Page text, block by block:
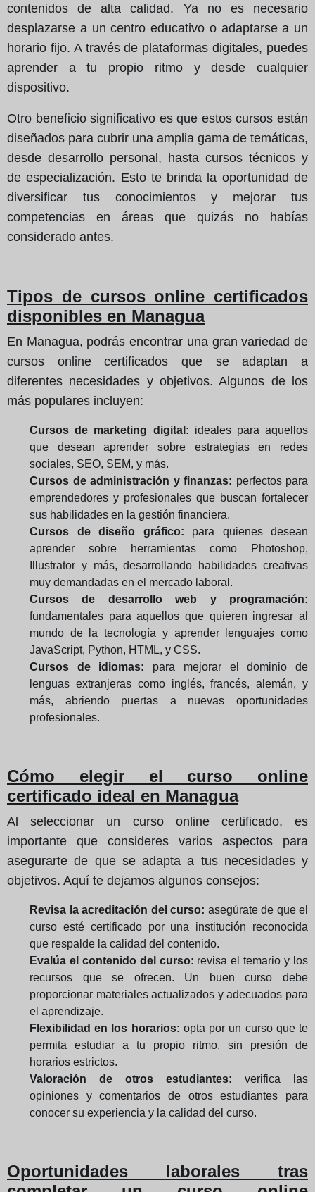
contenidos de alta calidad. Ya no es necesario
desplazarse a un centro educativo o adaptarse a un
horario fijo. A través de plataformas digitales, puedes
aprender a tu propio ritmo y desde cualquier
dispositivo.
Otro beneficio significativo es que estos cursos están
diseñados para cubrir una amplia gama de temáticas,
desde desarrollo personal, hasta cursos técnicos y
de especialización. Esto te brinda la oportunidad de
diversificar tus conocimientos y mejorar tus
competencias en áreas que quizás no habías
considerado antes.
Tipos de cursos online certificados
disponibles en Managua
En Managua, podrás encontrar una gran variedad de
cursos online certificados que se adaptan a
diferentes necesidades y objetivos. Algunos de los
más populares incluyen:
Cursos de marketing digital: ideales para aquellos
que desean aprender sobre estrategias en redes
sociales, SEO, SEM, y más.
Cursos de administración y finanzas: perfectos para
emprendedores y profesionales que buscan fortalecer
sus habilidades en la gestión financiera.
Cursos de diseño gráfico: para quienes desean
aprender sobre herramientas como Photoshop,
Illustrator y más, desarrollando habilidades creativas
muy demandadas en el mercado laboral.
Cursos de desarrollo web y programación:
fundamentales para aquellos que quieren ingresar al
mundo de la tecnología y aprender lenguajes como
JavaScript, Python, HTML, y CSS.
Cursos de idiomas: para mejorar el dominio de
lenguas extranjeras como inglés, francés, alemán, y
más, abriendo puertas a nuevas oportunidades
profesionales.
Cómo elegir el curso online
certificado ideal en Managua
Al seleccionar un curso online certificado, es
importante que consideres varios aspectos para
asegurarte de que se adapta a tus necesidades y
objetivos. Aquí te dejamos algunos consejos:
Revisa la acreditación del curso: asegúrate de que el
curso esté certificado por una institución reconocida
que respalde la calidad del contenido.
Evalúa el contenido del curso: revisa el temario y los
recursos que se ofrecen. Un buen curso debe
proporcionar materiales actualizados y adecuados para
el aprendizaje.
Flexibilidad en los horarios: opta por un curso que te
permita estudiar a tu propio ritmo, sin presión de
horarios estrictos.
Valoración de otros estudiantes: verifica las
opiniones y comentarios de otros estudiantes para
conocer su experiencia y la calidad del curso.
Oportunidades laborales tras